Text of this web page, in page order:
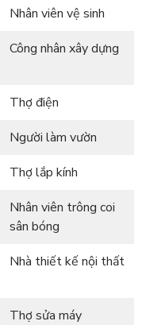
Nhân viên vệ sinh
Công nhân xây dựng
Thợ điện
Người làm vườn
Thợ lắp kính
Nhân viên trông coi
sân bóng
Nhà thiết kế nội thất
Thợ sửa máy